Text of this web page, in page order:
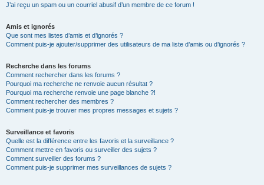
J’ai reçu un spam ou un courriel abusif d’un membre de ce forum !
Amis et ignorés
Que sont mes listes d’amis et d’ignorés ?
Comment puis-je ajouter/supprimer des utilisateurs de ma liste d’amis ou d’ignorés ?
Recherche dans les forums
Comment rechercher dans les forums ?
Pourquoi ma recherche ne renvoie aucun résultat ?
Pourquoi ma recherche renvoie une page blanche ?!
Comment rechercher des membres ?
Comment puis-je trouver mes propres messages et sujets ?
Surveillance et favoris
Quelle est la différence entre les favoris et la surveillance ?
Comment mettre en favoris ou surveiller des sujets ?
Comment surveiller des forums ?
Comment puis-je supprimer mes surveillances de sujets ?